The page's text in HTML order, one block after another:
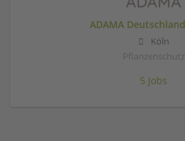
ADAMA
Köln
Pflanzenschutz
5 Jobs